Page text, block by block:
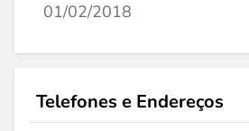
01/02/2018
Telefones e Endereços